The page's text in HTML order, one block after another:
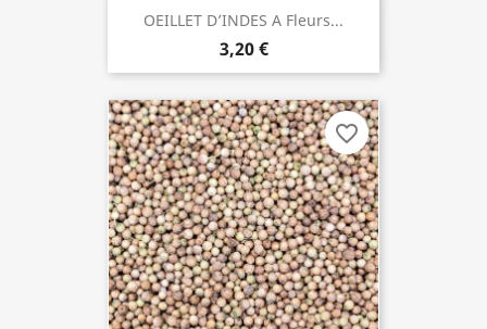
OEILLET D’INDES A Fleurs...
3,20 €
favorite_border